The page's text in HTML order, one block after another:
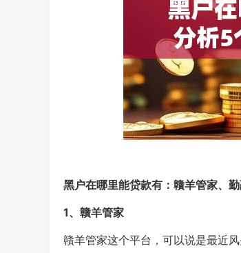
黑户在哪里能贷款有：贛羊管家、
1、贛羊管家
贛羊管家这个平台，可以说是最近